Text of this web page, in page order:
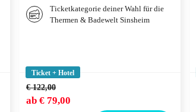
Ticketkategorie deiner Wahl für die
Thermen & Badewelt Sinsheim
Ticket + Hotel
€ 122,00
ab € 79,00